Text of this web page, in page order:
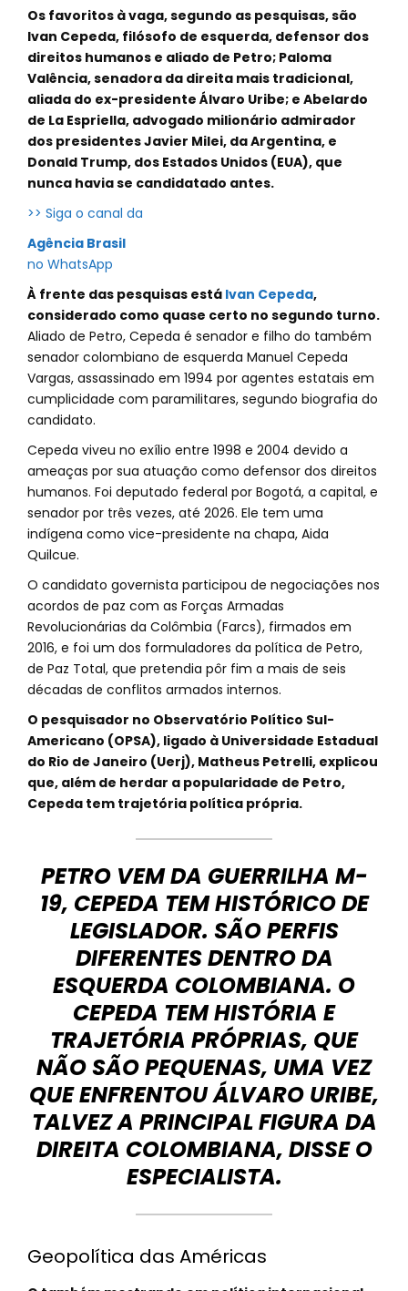
Os favoritos à vaga, segundo as pesquisas, são
Ivan Cepeda, filósofo de esquerda, defensor dos
direitos humanos e aliado de Petro; Paloma
Valência, senadora da direita mais tradicional,
aliada do ex-presidente Álvaro Uribe; e Abelardo
de La Espriella, advogado milionário admirador
dos presidentes Javier Milei, da Argentina, e
Donald Trump, dos Estados Unidos (EUA), que
nunca havia se candidatado antes.
>> Siga o canal da
Agência Brasil
no WhatsApp
À frente das pesquisas está Ivan Cepeda,
considerado como quase certo no segundo turno.
Aliado de Petro, Cepeda é senador e filho do também
senador colombiano de esquerda Manuel Cepeda
Vargas, assassinado em 1994 por agentes estatais em
cumplicidade com paramilitares, segundo biografia do
candidato.
Cepeda viveu no exílio entre 1998 e 2004 devido a
ameaças por sua atuação como defensor dos direitos
humanos. Foi deputado federal por Bogotá, a capital, e
senador por três vezes, até 2026. Ele tem uma
indígena como vice-presidente na chapa, Aida
Quilcue.
O candidato governista participou de negociações nos
acordos de paz com as Forças Armadas
Revolucionárias da Colômbia (Farcs), firmados em
2016, e foi um dos formuladores da política de Petro,
de Paz Total, que pretendia pôr fim a mais de seis
décadas de conflitos armados internos.
O pesquisador no Observatório Político Sul-
Americano (OPSA), ligado à Universidade Estadual
do Rio de Janeiro (Uerj), Matheus Petrelli, explicou
que, além de herdar a popularidade de Petro,
Cepeda tem trajetória política própria.
PETRO VEM DA GUERRILHA M-
19, CEPEDA TEM HISTÓRICO DE
LEGISLADOR. SÃO PERFIS
DIFERENTES DENTRO DA
ESQUERDA COLOMBIANA. O
CEPEDA TEM HISTÓRIA E
TRAJETÓRIA PRÓPRIAS, QUE
NÃO SÃO PEQUENAS, UMA VEZ
QUE ENFRENTOU ÁLVARO URIBE,
TALVEZ A PRINCIPAL FIGURA DA
DIREITA COLOMBIANA, DISSE O
ESPECIALISTA.
Geopolítica das Américas